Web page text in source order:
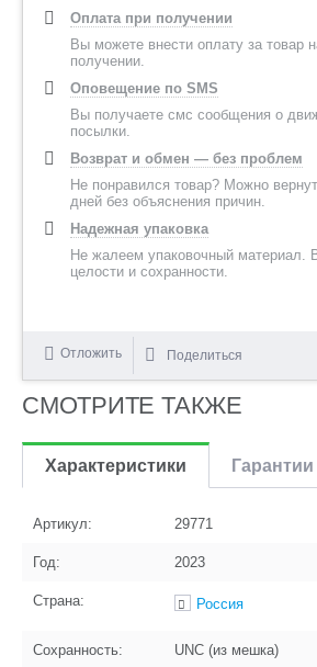
Оплата при получении
Вы можете внести оплату за товар
получении.
Оповещение по SMS
Вы получаете смс сообщения о
посылки.
Возврат и обмен — без проблем
Не понравился товар? Можно
дней без объяснения причин.
Надежная упаковка
Не жалеем упаковочный материал.
целости и сохранности.
Отложить Поделиться
СМОТРИТЕ ТАКЖЕ
Характеристики
Артикул: 29771
Год: 2023
Страна: Россия
Сохранность: UNC (из мешка)